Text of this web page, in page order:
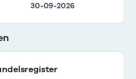
30-09-2026